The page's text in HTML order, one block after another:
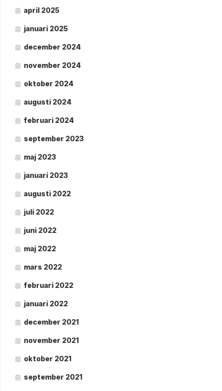
april 2025
januari 2025
december 2024
november 2024
oktober 2024
augusti 2024
februari 2024
september 2023
maj 2023
januari 2023
augusti 2022
juli 2022
juni 2022
maj 2022
mars 2022
februari 2022
januari 2022
december 2021
november 2021
oktober 2021
september 2021